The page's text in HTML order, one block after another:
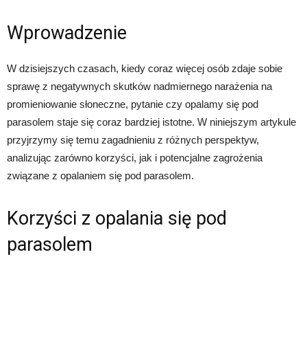
Wprowadzenie
W dzisiejszych czasach, kiedy coraz więcej osób zdaje sobie
sprawę z negatywnych skutków nadmiernego narażenia na
promieniowanie słoneczne, pytanie czy opalamy się pod
parasolem staje się coraz bardziej istotne. W niniejszym artykule
przyjrzymy się temu zagadnieniu z różnych perspektyw,
analizując zarówno korzyści, jak i potencjalne zagrożenia
związane z opalaniem się pod parasolem.
Korzyści z opalania się pod
parasolem